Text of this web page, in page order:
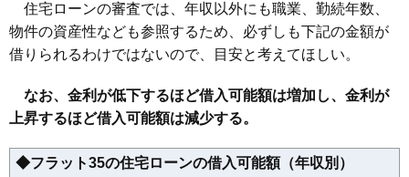
住宅ローンの審査では、年収以外にも職業、勤続年数、
物件の資産性なども参照するため、必ずしも下記の金額が
借りられるわけではないので、目安と考えてほしい。
なお、金利が低下するほど借入可能額は増加し、金利が
上昇するほど借入可能額は減少する。
◆フラット35の住宅ローンの借入可能額（年収別）